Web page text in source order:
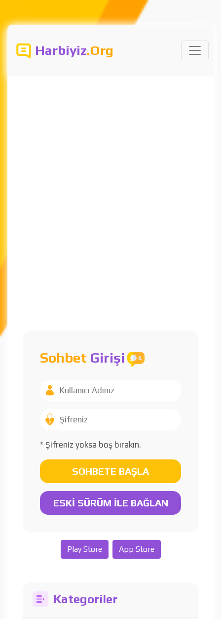
Harbiyiz.Org
Sohbet Girişi
* Şifreniz yoksa boş bırakın.
SOHBETE BAŞLA
ESKİ SÜRÜM İLE BAĞLAN
Play Store App Store
Kategoriler